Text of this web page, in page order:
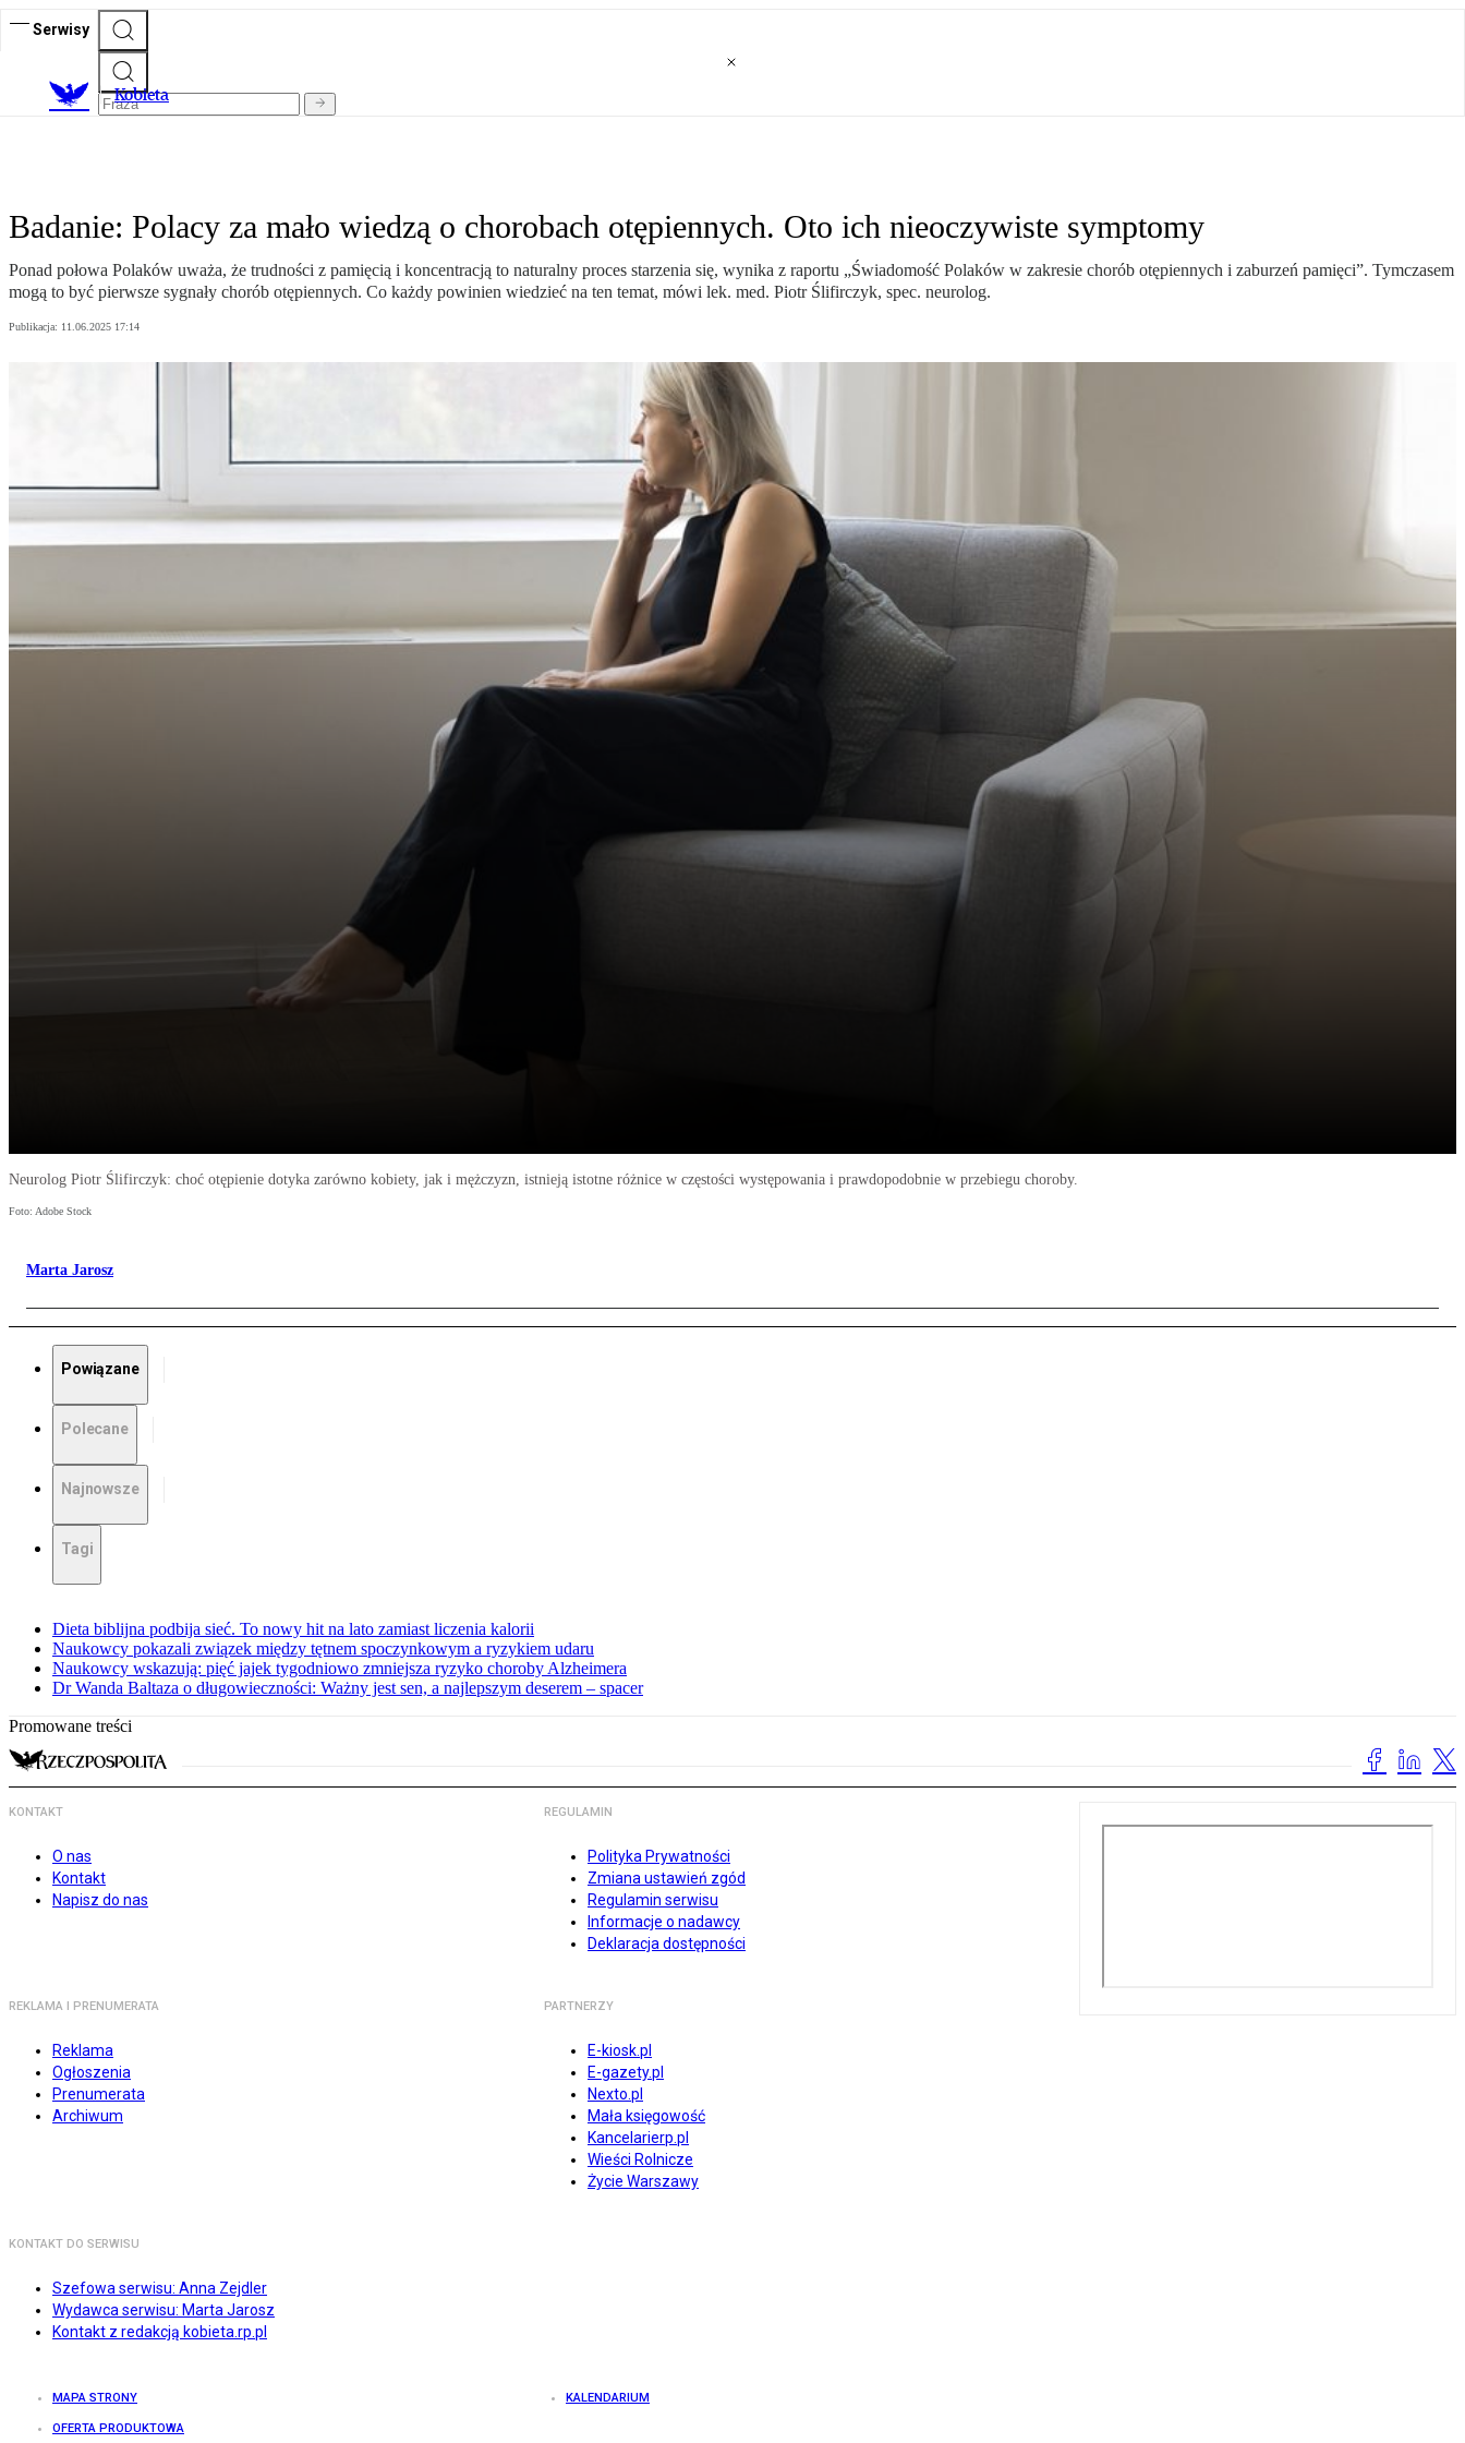
Serwisy
Kobieta
Badanie: Polacy za mało wiedzą o chorobach otępiennych. Oto ich nieoczywiste symptomy
Ponad połowa Polaków uważa, że trudności z pamięcią i koncentracją to naturalny proces starzenia się, wynika z raportu „Świadomość Polaków w zakresie chorób otępiennych i zaburzeń pamięci”. Tymczasem
mogą to być pierwsze sygnały chorób otępiennych. Co każdy powinien wiedzieć na ten temat, mówi lek. med. Piotr Ślifirczyk, spec. neurolog.
Publikacja: 11.06.2025 17:14
Neurolog Piotr Ślifirczyk: choć otępienie dotyka zarówno kobiety, jak i mężczyzn, istnieją istotne różnice w częstości występowania i prawdopodobnie w przebiegu choroby.
Foto: Adobe Stock
Marta Jarosz
Powiązane
Polecane
Najnowsze
Tagi
Dieta biblijna podbija sieć. To nowy hit na lato zamiast liczenia kalorii
Naukowcy pokazali związek między tętnem spoczynkowym a ryzykiem udaru
Naukowcy wskazują: pięć jajek tygodniowo zmniejsza ryzyko choroby Alzheimera
Dr Wanda Baltaza o długowieczności: Ważny jest sen, a najlepszym deserem – spacer
Promowane treści
KONTAKT
O nas
Kontakt
Napisz do nas
REGULAMIN
Polityka Prywatności
Zmiana ustawień zgód
Regulamin serwisu
Informacje o nadawcy
Deklaracja dostępności
REKLAMA I PRENUMERATA
Reklama
Ogłoszenia
Prenumerata
Archiwum
PARTNERZY
E-kiosk.pl
E-gazety.pl
Nexto.pl
Mała księgowość
Kancelarierp.pl
Wieści Rolnicze
Życie Warszawy
KONTAKT DO SERWISU
Szefowa serwisu: Anna Zejdler
Wydawca serwisu: Marta Jarosz
Kontakt z redakcją kobieta.rp.pl
MAPA STRONY KALENDARIUM
OFERTA PRODUKTOWA